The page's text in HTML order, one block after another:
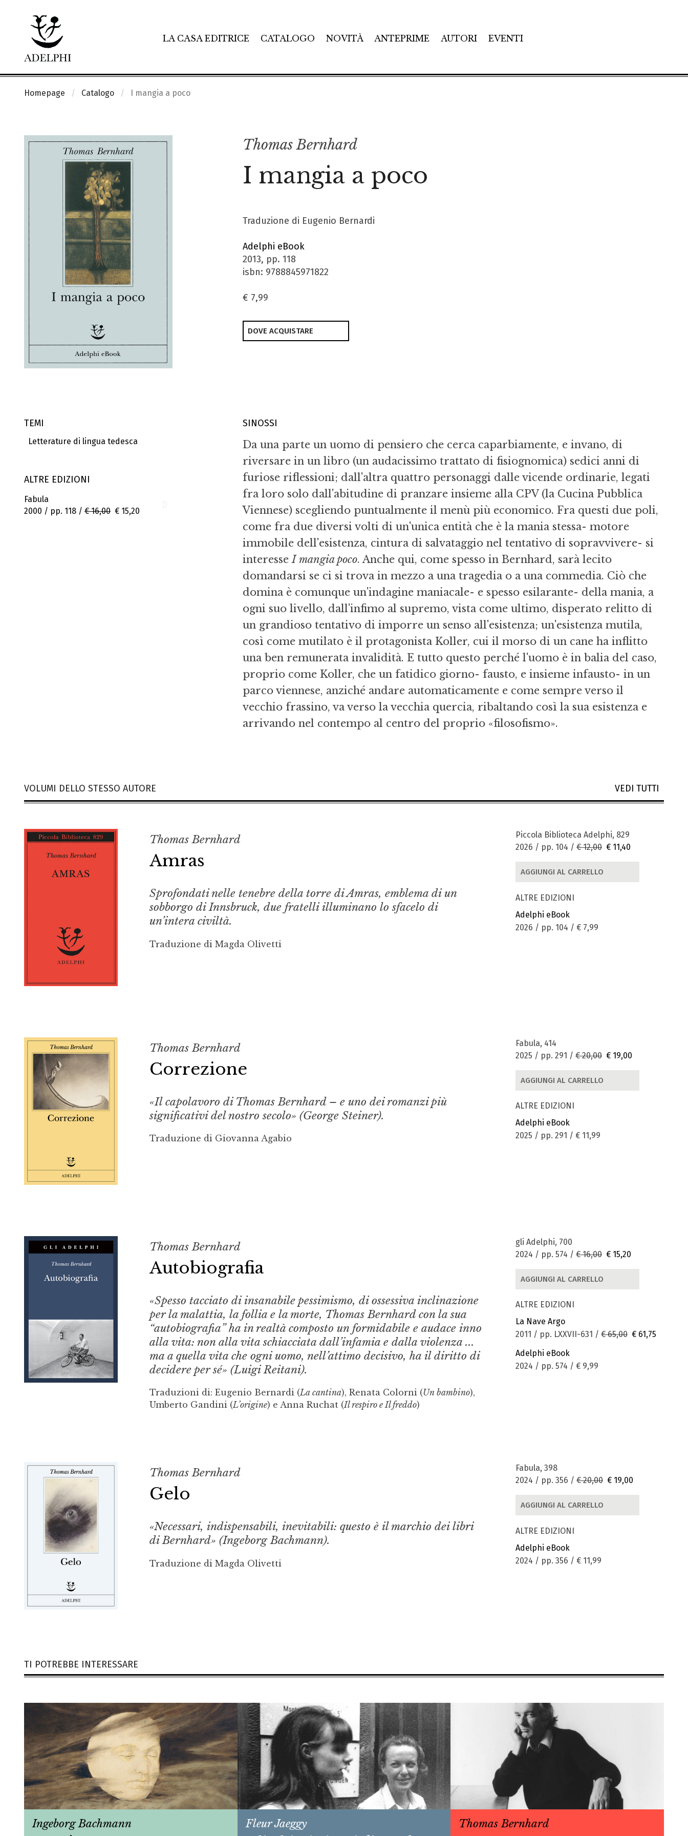
LA CASA EDITRICE CATALOGO NOVITÀ ANTEPRIME AUTORI EVENTI
Homepage Catalogo I mangia a poco
Thomas Bernhard
I mangia a poco
Traduzione di Eugenio Bernardi
Adelphi eBook
2013, pp. 118
isbn: 9788845971822
€ 7,99
DOVE ACQUISTARE
TEMI
Letterature di lingua tedesca
ALTRE EDIZIONI
Fabula
2000 / pp. 118 / € 16,00 € 15,20
SINOSSI
Da una parte un uomo di pensiero che cerca caparbiamente, e invano, di
riversare in un libro (un audacissimo trattato di fisiognomica) sedici anni di
furiose riflessioni; dall'altra quattro personaggi dalle vicende ordinarie, legati
fra loro solo dall'abitudine di pranzare insieme alla CPV (la Cucina Pubblica
Viennese) scegliendo puntualmente il menù più economico. Fra questi due poli,
come fra due diversi volti di un'unica entità che è la mania stessa- motore
immobile dell'esistenza, cintura di salvataggio nel tentativo di sopravvivere- si
interesseI mangia poco. Anche qui, come spesso in Bernhard, sarà lecito
domandarsi se ci si trova in mezzo a una tragedia o a una commedia. Ciò che
domina è comunque un'indagine maniacale- e spesso esilarante- della mania, a
ogni suo livello, dall'infimo al supremo, vista come ultimo, disperato relitto di
un grandioso tentativo di imporre un senso all'esistenza; un'esistenza mutila,
così come mutilato è il protagonista Koller, cui il morso di un cane ha inflitto
una ben remunerata invalidità. E tutto questo perché l'uomo è in balia del caso,
proprio come Koller, che un fatidico giorno- fausto, e insieme infausto- in un
parco viennese, anziché andare automaticamente e come sempre verso il
vecchio frassino, va verso la vecchia quercia, ribaltando così la sua esistenza e
arrivando nel contempo al centro del proprio «filosofismo».
VOLUMI DELLO STESSO AUTORE VEDI TUTTI
Thomas Bernhard
Amras
Sprofondati nelle tenebre della torre di Amras, emblema di un
sobborgo di Innsbruck, due fratelli illuminano lo sfacelo di
un’intera civiltà.
Traduzione di Magda Olivetti
Piccola Biblioteca Adelphi, 829
2026 / pp. 104 / € 12,00 € 11,40
AGGIUNGI AL CARRELLO
ALTRE EDIZIONI
Adelphi eBook
2026 / pp. 104 / € 7,99
Thomas Bernhard
Correzione
«Il capolavoro di Thomas Bernhard – e uno dei romanzi più
significativi del nostro secolo» (George Steiner).
Traduzione di Giovanna Agabio
Fabula, 414
2025 / pp. 291 / € 20,00 € 19,00
AGGIUNGI AL CARRELLO
ALTRE EDIZIONI
Adelphi eBook
2025 / pp. 291 / € 11,99
Thomas Bernhard
Autobiografia
«Spesso tacciato di insanabile pessimismo, di ossessiva inclinazione
per la malattia, la follia e la morte, Thomas Bernhard con la sua
“autobiografia” ha in realtà composto un formidabile e audace inno
alla vita: non alla vita schiacciata dall’infamia e dalla violenza ...
ma a quella vita che ogni uomo, nell’attimo decisivo, ha il diritto di
decidere per sé» (Luigi Reitani).
Traduzioni di: Eugenio Bernardi (La cantina), Renata Colorni (Un bambino),
Umberto Gandini (L’origine) e Anna Ruchat (Il respiro e Il freddo)
gli Adelphi, 700
2024 / pp. 574 / € 16,00 € 15,20
AGGIUNGI AL CARRELLO
ALTRE EDIZIONI
La Nave Argo
2011 / pp. LXXVII-631 / € 65,00 € 61,75
Adelphi eBook
2024 / pp. 574 / € 9,99
Thomas Bernhard
Gelo
«Necessari, indispensabili, inevitabili: questo è il marchio dei libri
di Bernhard» (Ingeborg Bachmann).
Traduzione di Magda Olivetti
Fabula, 398
2024 / pp. 356 / € 20,00 € 19,00
AGGIUNGI AL CARRELLO
ALTRE EDIZIONI
Adelphi eBook
2024 / pp. 356 / € 11,99
TI POTREBBE INTERESSARE
Ingeborg Bachmann Fleur Jaeggy Thomas Bernhard